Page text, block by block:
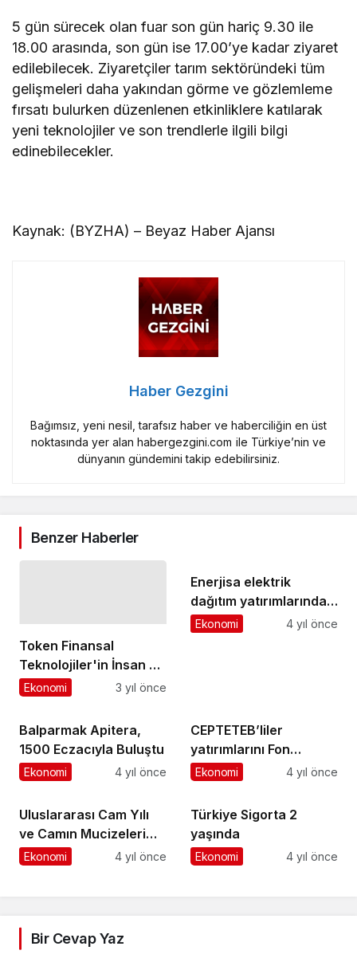
5 gün sürecek olan fuar son gün hariç 9.30 ile
18.00 arasında, son gün ise 17.00’ye kadar ziyaret
edilebilecek. Ziyaretçiler tarım sektöründeki tüm
gelişmeleri daha yakından görme ve gözlemleme
fırsatı bulurken düzenlenen etkinliklere katılarak
yeni teknolojiler ve son trendlerle ilgili bilgi
edinebilecekler.
Kaynak: (BYZHA) – Beyaz Haber Ajansı
Haber Gezgini
Bağımsız, yeni nesil, tarafsız haber ve haberciliğin en üst
noktasında yer alan habergezgini.com ile Türkiye’nin ve
dünyanın gündemini takip edebilirsiniz.
Benzer Haberler
Token Finansal
Teknolojiler'in İnsan ve
Kültür Direktörü Derya
Ekonomi 3 yıl önce
Enerjisa elektrik
dağıtım yatırımlarında
zirvedeki yerini korudu
Ekonomi 4 yıl önce
Balparmak Apitera,
1500 Eczacıyla Buluştu
Ekonomi 4 yıl önce
CEPTETEB’liler
yatırımlarını Fon
Danışmanım ile
Ekonomi 4 yıl önce
Uluslararası Cam Yılı
ve Camın Mucizeleri
Şişecam Cam
Ekonomi 4 yıl önce
Türkiye Sigorta 2
yaşında
Ekonomi 4 yıl önce
Bir Cevap Yaz